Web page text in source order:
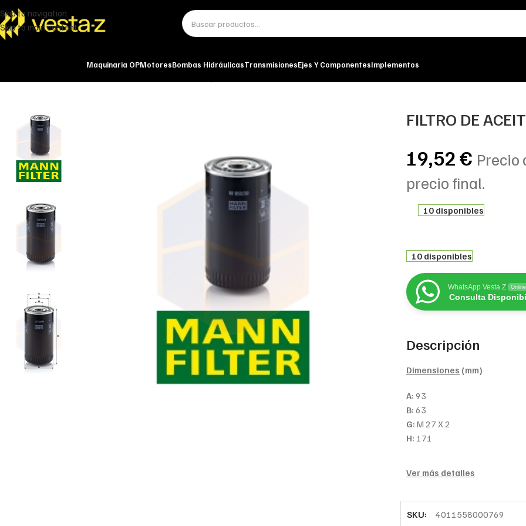
Skip to navigation
Skip to main content
Maquinaria OPMotoresBombas HidráulicasTransmisionesEjes Y ComponentesImplementos
FILTRO DE
19,52€ Precio
precio final.
10 disponibles
10 disponibles
WhatsApp Vesta Z Online
Consulta
Descripción
Dimensiones (mm)
A: 93
B: 63
G: M 27 X 2
H: 171
Ver más detalles
SKU: 4011558000769